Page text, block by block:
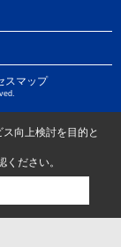
スマップ
向上検討を目的と
ください。